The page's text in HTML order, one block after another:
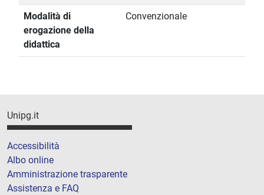
Modalità di
erogazione della
didattica
Convenzionale
Unipg.it
Accessibilità
Albo online
Amministrazione trasparente
Assistenza e FAQ